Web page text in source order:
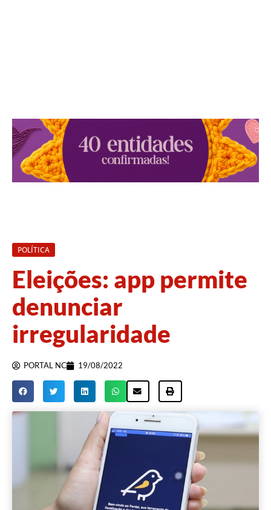
POLÍTICA
Eleições: app permite
denunciar
irregularidade
PORTAL NC 19/08/2022